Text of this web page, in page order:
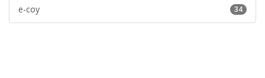
34
e-coy